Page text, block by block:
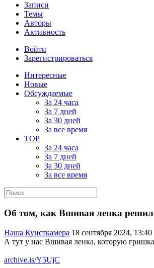
Записи
Темы
Авторы
Активность
Войти
Зарегистрироваться
Интересные
Новые
Обсуждаемые
За 24 часа
За 7 дней
За 30 дней
За все время
TOP
За 24 часа
За 7 дней
За 30 дней
За все время
Об том, как Вшивая ленка
Наша Кунсткамера 18 сентября 2024, 13:40
А тут у нас Вшивая ленка, которую
archive.is/Y5UjC